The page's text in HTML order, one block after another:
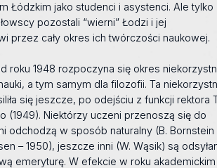
Łódzkim jako studenci i asystenci. Ale tylko
pozostali “wierni” Łodzi i jej
przez cały okres ich twórczości naukowej.
roku 1948 rozpoczyna się okres
a tym samym dla filozofii. Ta
się jeszcze, po odejściu z funkcji rektora
(1949). Niektórzy uczeni przenoszą się do
odchodzą w sposób naturalny (B. Bornstein
– 1950), jeszcze inni (W. Wąsik) są
emeryturę. W efekcie w roku akademickim